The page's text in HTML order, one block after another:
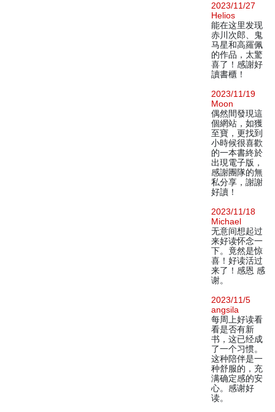
2023/11/27
Helios
能在这里发现
赤川次郎、鬼
马星和高羅佩
的作品，太驚
喜了！感謝好
讀書櫃！
2023/11/19
Moon
偶然間發現這
個網站，如獲
至寶，更找到
小時候很喜歡
的一本書終於
出現電子版，
感謝團隊的無
私分享，謝謝
好讀！
2023/11/18
Michael
无意间想起过
来好读怀念一
下。竟然是惊
喜！好读活过
来了！感恩 感
谢。
2023/11/5
angsila
每周上好读看
看是否有新
书，这已经成
了一个习惯。
这种陪伴是一
种舒服的，充
满确定感的安
心。感谢好
读。